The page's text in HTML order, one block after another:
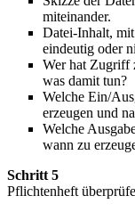
miteinander.
Datei-Inhalt,
eindeutig oder
Wer hat Zugriff
was damit tun?
Welche Ein/
erzeugen und
Welche
wann zu
Schritt 5
Pflichtenheft